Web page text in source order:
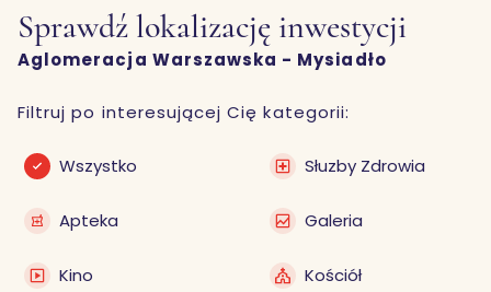
Sprawdź lokalizację inwestycji
Aglomeracja Warszawska - Mysiadło
Filtruj po interesującej Cię kategorii:
Wszystko Słuzby Zdrowia
Apteka Galeria
Kino Kościół